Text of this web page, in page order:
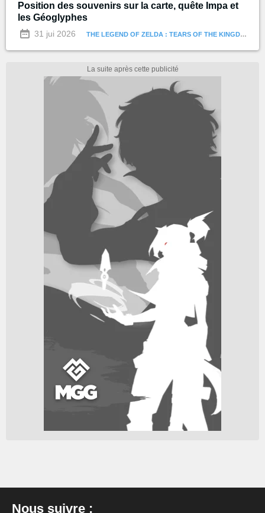
Position des souvenirs sur la carte, quête Impa et
les Géoglyphes
31 jui 2026 THE LEGEND OF ZELDA : TEARS OF THE KINGDOM
Nous suivre :